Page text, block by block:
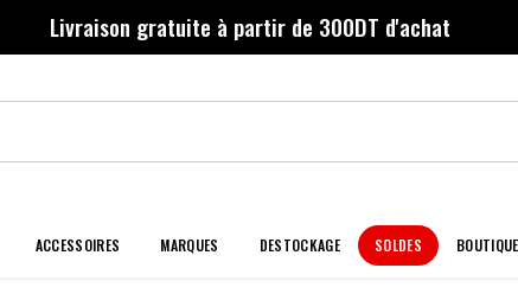
Livraison gratuite à partir de 300DT d'achat
ACCESSOIRES MARQUES DESTOCKAGE SOLDES